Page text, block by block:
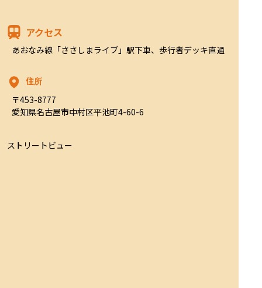
アクセス
あおなみ線「ささしまライブ」駅下車、歩行者デッキ直通
住所
〒453-8777
愛知県名古屋市中村区平池町4-60-6
ストリートビュー